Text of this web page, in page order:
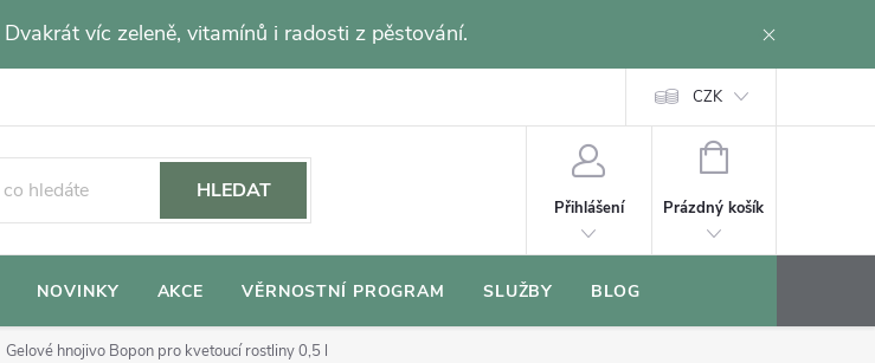
Dvakrát víc zeleně, vitamínů i radosti z pěstování.
CZK
HLEDAT
Přihlášení
NÁKUPNÍ
Prázdný košík
NOVINKY AKCE VĚRNOSTNÍ PROGRAM SLUŽBY BLOG
Gelové hnojivo Bopon pro kvetoucí rostliny 0,5 l